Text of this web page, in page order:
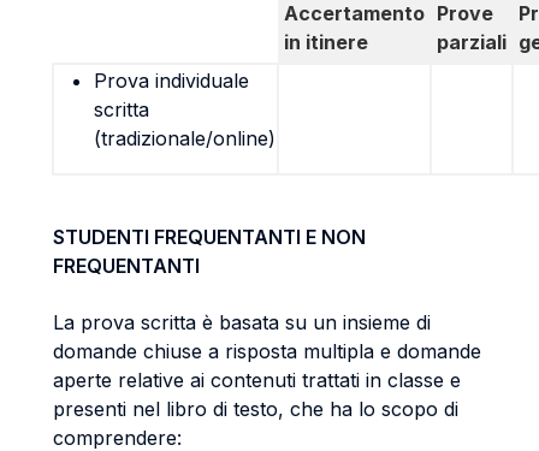
Accertamento
in itinere
Prove
parziali
Prova individuale
scritta
(tradizionale/online)
STUDENTI FREQUENTANTI E NON
FREQUENTANTI
La prova scritta è basata su un insieme di
domande chiuse a risposta multipla e domande
aperte relative ai contenuti trattati in classe e
presenti nel libro di testo, che ha lo scopo di
comprendere: